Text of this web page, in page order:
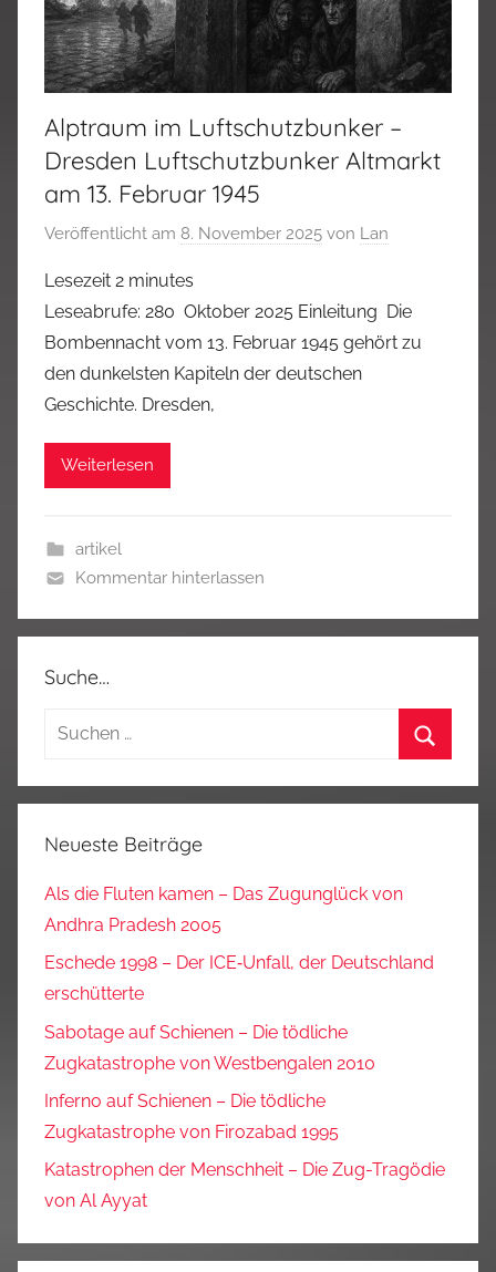
Alptraum im Luftschutzbunker –
Dresden Luftschutzbunker Altmarkt
am 13. Februar 1945
Veröffentlicht am 8. November 2025 von Lan
Lesezeit 2 minutes
Leseabrufe: 280 Oktober 2025 Einleitung Die
Bombennacht vom 13. Februar 1945 gehört zu
den dunkelsten Kapiteln der deutschen
Geschichte. Dresden,
Weiterlesen
artikel
Kommentar hinterlassen
Suche…
Suchen
Neueste Beiträge
Als die Fluten kamen – Das Zugunglück von
Andhra Pradesh 2005
Eschede 1998 – Der ICE‑Unfall, der Deutschland
erschütterte
Sabotage auf Schienen – Die tödliche
Zugkatastrophe von Westbengalen 2010
Inferno auf Schienen – Die tödliche
Zugkatastrophe von Firozabad 1995
Katastrophen der Menschheit – Die Zug-Tragödie
von Al Ayyat